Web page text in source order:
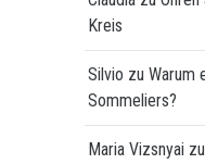
Kreis
Silvio zu Warum
Sommeliers?
Maria Vizsnyai zu